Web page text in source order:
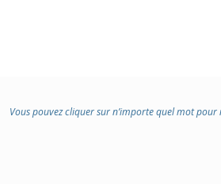
Vous pouvez cliquer sur n’importe quel mot